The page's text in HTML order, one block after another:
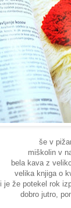
še v
miškolin v
bela kava z
velika knjiga o
je že potekel rok
dobro jutro,